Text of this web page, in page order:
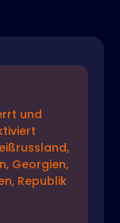
und
Georgien,
Republik